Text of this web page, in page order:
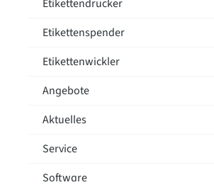
Etikettendrucker
Etikettenspender
Etikettenwickler
Angebote
Aktuelles
Service
Software